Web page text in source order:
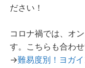
ださい！
コロナ禍では、オ
す。こちらも合わせ
→難易度別！ヨガ